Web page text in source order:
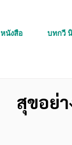
หนังสือ บทกวี
สุขอย่า